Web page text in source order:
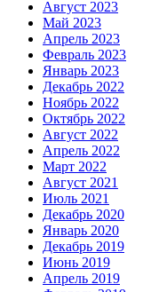
Август 2023
Май 2023
Апрель 2023
Февраль 2023
Январь 2023
Декабрь 2022
Ноябрь 2022
Октябрь 2022
Август 2022
Апрель 2022
Март 2022
Август 2021
Июль 2021
Декабрь 2020
Январь 2020
Декабрь 2019
Июнь 2019
Апрель 2019